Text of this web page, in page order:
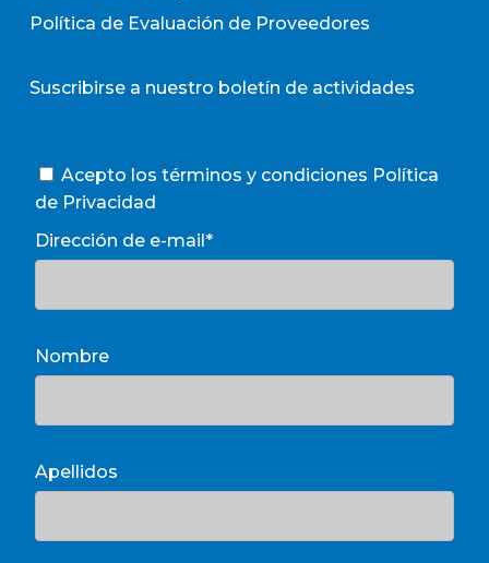
Política de Evaluación de Proveedores
Suscribirse a nuestro boletín de actividades
Acepto los términos y condiciones Política
de Privacidad
Dirección de e-mail*
Nombre
Apellidos